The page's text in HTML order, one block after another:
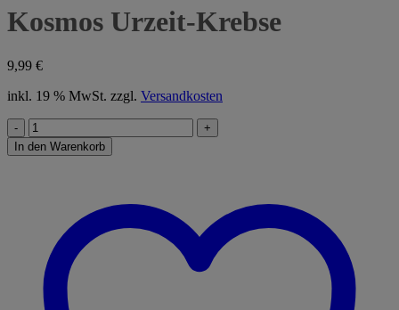
Kosmos Urzeit-Krebse
9,99 €
inkl. 19 % MwSt. zzgl. Versandkosten
Kosmos
Urzeit-
Krebse
In den Warenkorb